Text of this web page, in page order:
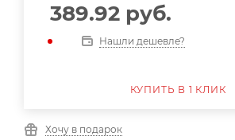
389.92 руб.
Нашли дешевле?
КУПИТЬ В 1 КЛИК
Хочу в подарок